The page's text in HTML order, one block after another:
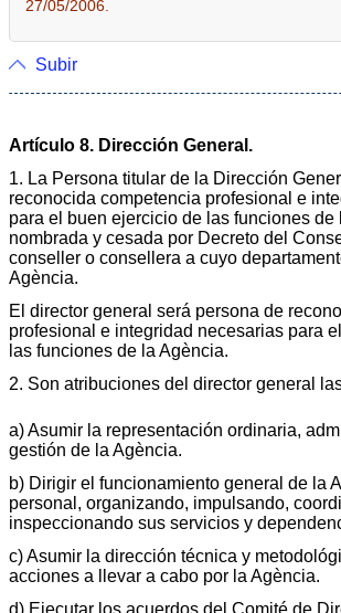
27/05/2006.
Subir
Artículo 8. Dirección General.
1. La Persona titular de la Dirección
reconocida competencia profesional e
para el buen ejercicio de las funciones de
nombrada y cesada por Decreto del
conseller o consellera a cuyo
Agència.
El director general será persona de
profesional e integridad necesarias para
las funciones de la Agència.
2. Son atribuciones del director general
a) Asumir la representación ordinaria,
gestión de la Agència.
b) Dirigir el funcionamiento general de la
personal, organizando, impulsando,
inspeccionando sus servicios y
c) Asumir la dirección técnica y
acciones a llevar a cabo por la Agència.